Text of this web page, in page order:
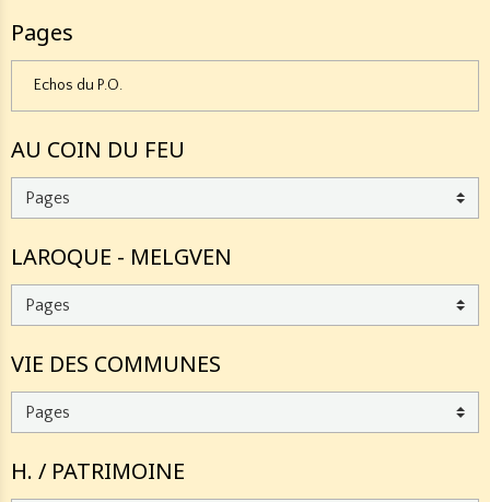
Pages
Echos du P.O.
AU COIN DU FEU
LAROQUE - MELGVEN
VIE DES COMMUNES
H. / PATRIMOINE